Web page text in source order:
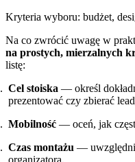
Kryteria wyboru: budżet,
Na co zwrócić uwagę w
na prostych, mierzalnych
listę:
Cel stoiska — określ
prezentować czy zbierać
Mobilność — oceń, jak
Czas montażu — uwzględnij
organizatora.